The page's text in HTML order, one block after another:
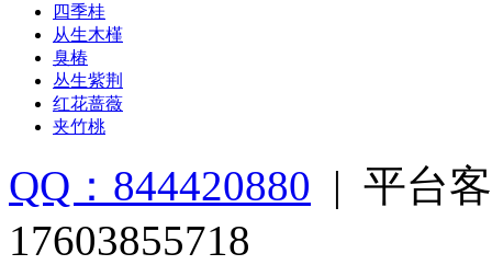
四季桂
从生木槿
臭椿
丛生紫荆
红花蔷薇
夹竹桃
QQ：844420880 | 平台
17603855718